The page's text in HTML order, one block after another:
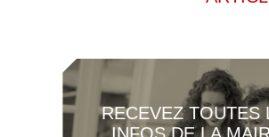
RECEVEZ TOUTES
INFOS DE LA